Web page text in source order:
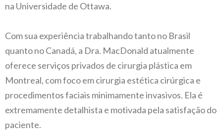
na Universidade de Ottawa.
Com sua experiência trabalhando tanto no Brasil
quanto no Canadá, a Dra. MacDonald atualmente
oferece serviços privados de cirurgia plástica em
Montreal, com foco em cirurgia estética cirúrgica e
procedimentos faciais minimamente invasivos. Ela é
extremamente detalhista e motivada pela satisfação do
paciente.